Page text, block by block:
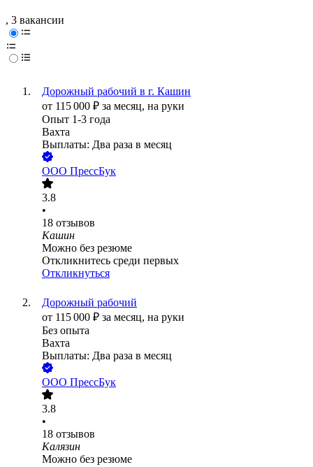
, 3 вакансии
Дорожный рабочий в г. Кашин
от 115 000 ₽ за месяц, на руки
Опыт 1-3 года
Вахта
Выплаты: Два раза в месяц
ООО ПрессБук
3.8
•
18 отзывов
Кашин
Можно без резюме
Откликнитесь среди первых
Откликнуться
Дорожный рабочий
от 115 000 ₽ за месяц, на руки
Без опыта
Вахта
Выплаты: Два раза в месяц
ООО ПрессБук
3.8
•
18 отзывов
Калязин
Можно без резюме